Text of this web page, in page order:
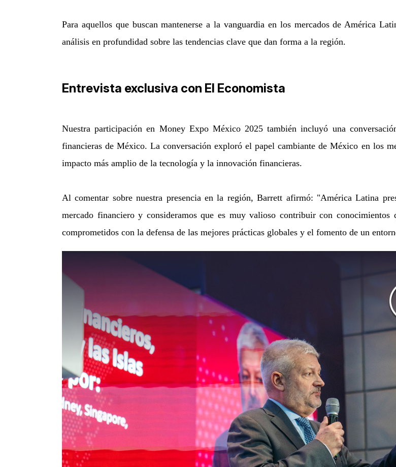
Para aquellos que buscan mantenerse a la vanguardia en los mercados de América
análisis en profundidad sobre las tendencias clave que dan forma a la región.
Entrevista exclusiva con El Economista
Nuestra participación en Money Expo México 2025 también incluyó una
financieras de México. La conversación exploró el papel cambiante de México en los
impacto más amplio de la tecnología y la innovación financieras.
Al comentar sobre nuestra presencia en la región, Barrett afirmó: "América Latina
mercado financiero y consideramos que es muy valioso contribuir con conocimientos
comprometidos con la defensa de las mejores prácticas globales y el fomento de un